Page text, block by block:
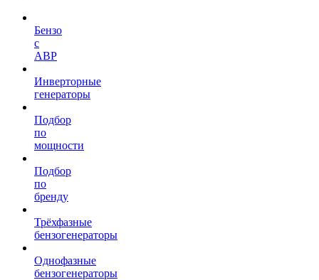
Бензо
с
АВР
Инверторные
генераторы
Подбор
по
мощности
Подбор
по
бренду
Трёхфазные
бензогенераторы
Однофазные
бензогенераторы